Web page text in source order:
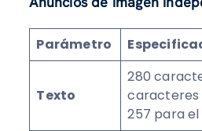
Parámetro
Texto
280
caracteres
257 para